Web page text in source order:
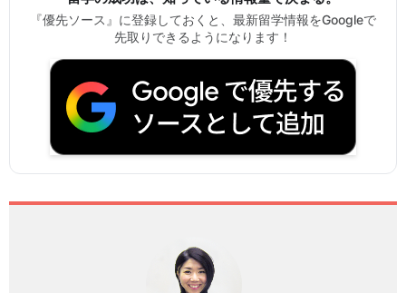
『優先ソース』に登録しておくと、最新留学情報をGoogleで
先取りできるようになります！